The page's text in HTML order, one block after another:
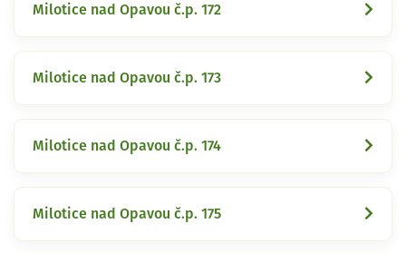
Milotice nad Opavou č.p. 172
Milotice nad Opavou č.p. 173
Milotice nad Opavou č.p. 174
Milotice nad Opavou č.p. 175